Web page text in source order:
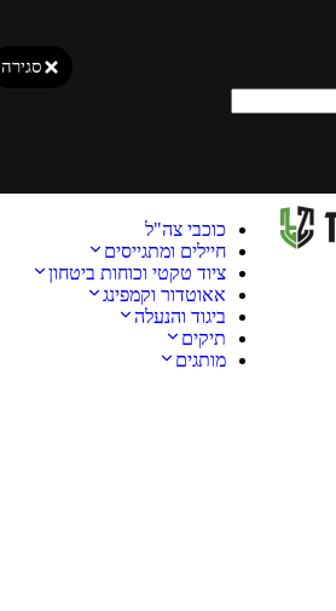
סגירה
כוכבי צה"ל
חיילים ומתגייסים
ציוד טקטי וכוחות ביטחון
אאוטדור וקמפינג
ביגוד והנעלה
תיקים
מותגים